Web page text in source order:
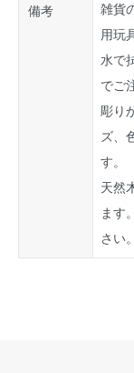
備考
雑貨
用玩
水で
でご
彫り
ズ、
す。
天然
ます
さい。